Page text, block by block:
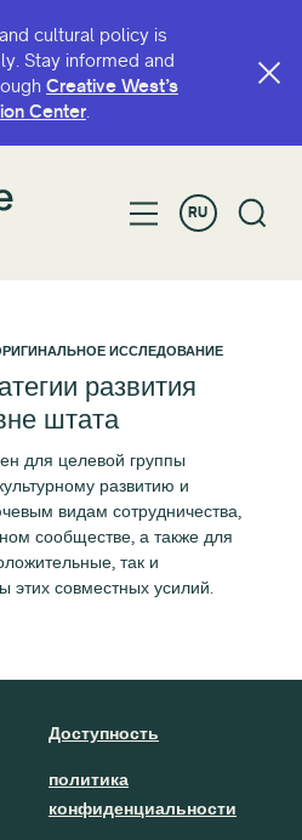
cultural policy is
Stay informed and
Creative West’s
Center.
RU
ИССЛЕДОВАНИЕ
развития
штата
для целевой группы
развитию и
видам сотрудничества,
сообществе, а также для
так и
этих совместных усилий.
Доступность
политика
конфиденциальности